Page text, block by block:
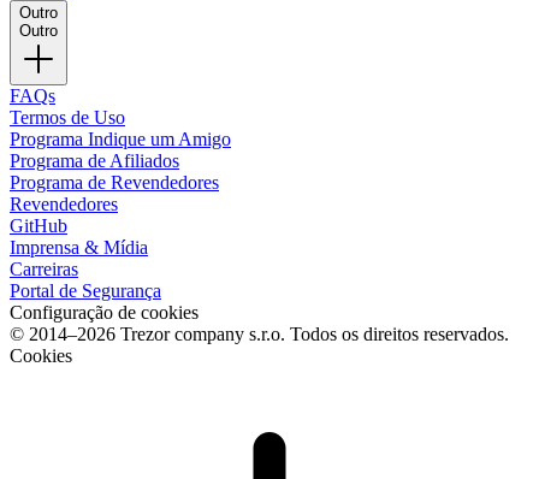
Outro
Outro
FAQs
Termos de Uso
Programa Indique um Amigo
Programa de Afiliados
Programa de Revendedores
Revendedores
GitHub
Imprensa & Mídia
Carreiras
Portal de Segurança
Configuração de cookies
© 2014–2026 Trezor company s.r.o. Todos os direitos reservados.
Cookies